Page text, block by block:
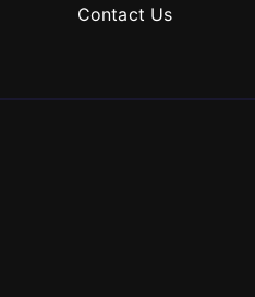
Contact Us